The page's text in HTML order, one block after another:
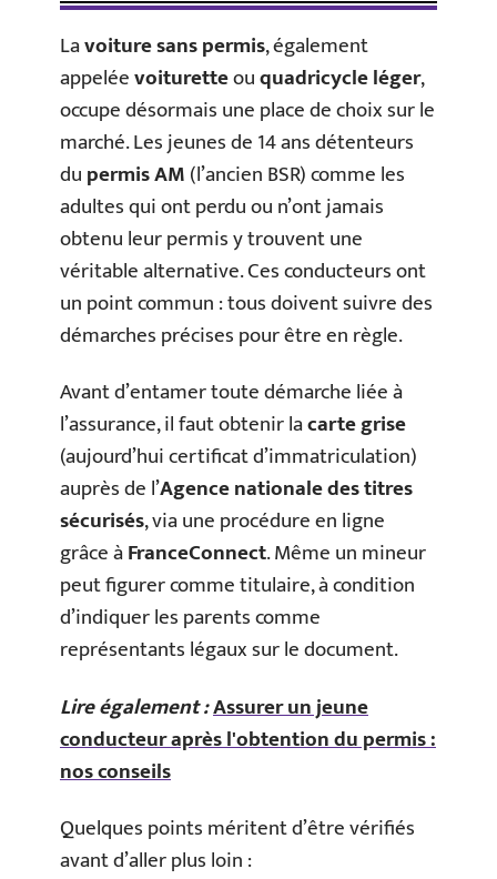
Lavoiture sans permis, également
appeléevoituretteouquadricycle léger,
occupe désormais une place de choix sur le
marché. Les jeunes de 14 ans détenteurs
dupermis AM(l’ancien BSR) comme les
adultes qui ont perdu ou n’ont jamais
obtenu leur permis y trouvent une
véritable alternative. Ces conducteurs ont
un point commun : tous doivent suivre des
démarches précises pour être en règle.
Avant d’entamer toute démarche liée à
l’assurance, il faut obtenir lacarte grise
(aujourd’hui certificat d’immatriculation)
auprès de l’Agence nationale des titres
sécurisés, via une procédure en ligne
grâce àFranceConnect. Même un mineur
peut figurer comme titulaire, à condition
d’indiquer les parents comme
représentants légaux sur le document.
Lire également :Assurer un jeune
conducteur après l'obtention du permis :
nos conseils
Quelques points méritent d’être vérifiés
avant d’aller plus loin :